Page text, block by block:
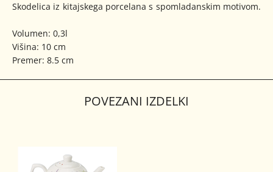
Skodelica iz kitajskega porcelana s spomladanskim motivom.
Volumen: 0,3l
Višina: 10 cm
Premer: 8.5 cm
POVEZANI IZDELKI